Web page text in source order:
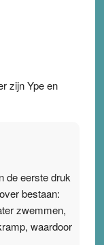
zijn Ype en
de eerste druk
bestaan:
zwemmen,
waardoor